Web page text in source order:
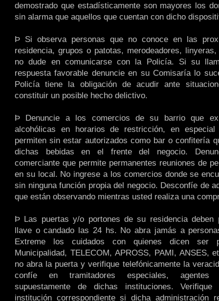
demostrado que estadísticamente son mayores los
sin alarma que aquellos que cuentan con dicho
Þ Si observa personas que no conoce en las
residencia, grupos o patotas, merodeadores,
no dude en comunicarse con la Policía. Si su
respuesta favorable denuncie en su Comisaría lo
Policía tiene la obligación de acudir ante
constituir un posible hecho delictivo.
Þ Denuncie a los comercios de su barrio que
alcohólicas en horarios de restricción, en
permiten sin estar autorizados como bar o confitería
dichas bebidas en el frente del negocio.
comerciante que permite permanentes reuniones de
en su local. No ingrese a los comercios donde se
sin ninguna función propia del negocio. Desconfíe de
que están observando mientras usted realiza una
Þ Las puertas y/o portones de su residencia deben
llave o candado las 24 hs. No abra jamás a
Extreme los cuidados con quienes dicen ser
Municipalidad, TELECOM, APROSS, PAMI, ANSES,
no abra la puerta y verifique telefónicamente la
confíe en tramitadores especiales, agentes
supuestamente de dichas instituciones.
institución correspondiente si dicha administración